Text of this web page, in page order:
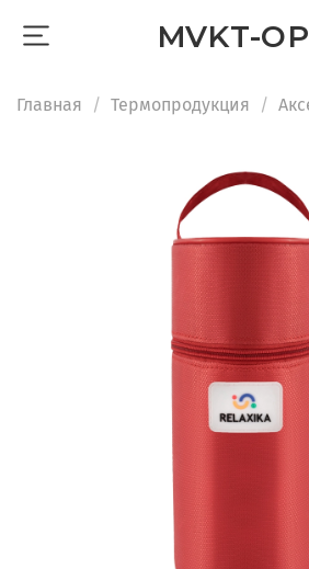
MVKT-
Главная Термопродукция